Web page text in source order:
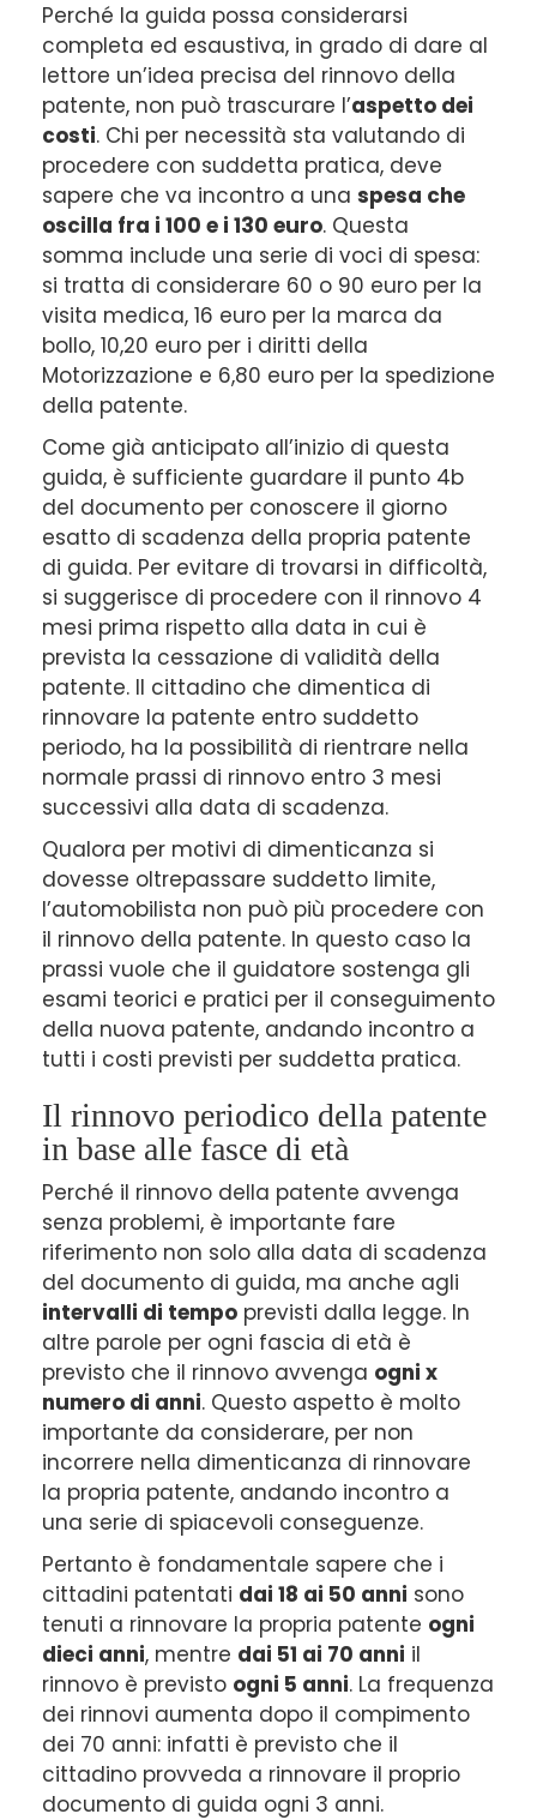
Perché la guida possa considerarsi
completa ed esaustiva, in grado di dare al
lettore un’idea precisa del rinnovo della
patente, non può trascurare l’aspetto dei
costi. Chi per necessità sta valutando di
procedere con suddetta pratica, deve
sapere che va incontro a una spesa che
oscilla fra i 100 e i 130 euro. Questa
somma include una serie di voci di spesa:
si tratta di considerare 60 o 90 euro per la
visita medica, 16 euro per la marca da
bollo, 10,20 euro per i diritti della
Motorizzazione e 6,80 euro per la spedizione
della patente.
Come già anticipato all’inizio di questa
guida, è sufficiente guardare il punto 4b
del documento per conoscere il giorno
esatto di scadenza della propria patente
di guida. Per evitare di trovarsi in difficoltà,
si suggerisce di procedere con il rinnovo 4
mesi prima rispetto alla data in cui è
prevista la cessazione di validità della
patente. Il cittadino che dimentica di
rinnovare la patente entro suddetto
periodo, ha la possibilità di rientrare nella
normale prassi di rinnovo entro 3 mesi
successivi alla data di scadenza.
Qualora per motivi di dimenticanza si
dovesse oltrepassare suddetto limite,
l’automobilista non può più procedere con
il rinnovo della patente. In questo caso la
prassi vuole che il guidatore sostenga gli
esami teorici e pratici per il conseguimento
della nuova patente, andando incontro a
tutti i costi previsti per suddetta pratica.
Il rinnovo periodico della patente
in base alle fasce di età
Perché il rinnovo della patente avvenga
senza problemi, è importante fare
riferimento non solo alla data di scadenza
del documento di guida, ma anche agli
intervalli di tempo previsti dalla legge. In
altre parole per ogni fascia di età è
previsto che il rinnovo avvenga ogni x
numero di anni. Questo aspetto è molto
importante da considerare, per non
incorrere nella dimenticanza di rinnovare
la propria patente, andando incontro a
una serie di spiacevoli conseguenze.
Pertanto è fondamentale sapere che i
cittadini patentati dai 18 ai 50 anni sono
tenuti a rinnovare la propria patente ogni
dieci anni, mentre dai 51 ai 70 anni il
rinnovo è previsto ogni 5 anni. La frequenza
dei rinnovi aumenta dopo il compimento
dei 70 anni: infatti è previsto che il
cittadino provveda a rinnovare il proprio
documento di guida ogni 3 anni.